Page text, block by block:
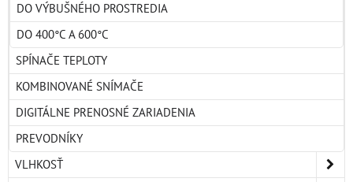
DO VÝBUŠNÉHO PROSTREDIA
DO 400°C A 600°C
SPÍNAČE TEPLOTY
KOMBINOVANÉ SNÍMAČE
DIGITÁLNE PRENOSNÉ ZARIADENIA
PREVODNÍKY
VLHKOSŤ